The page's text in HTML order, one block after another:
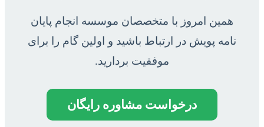
همین امروز با متخصصان موسسه انجام پایان
نامه پویش در ارتباط باشید و اولین گام را برای
موفقیت بردارید.
درخواست مشاوره رایگان